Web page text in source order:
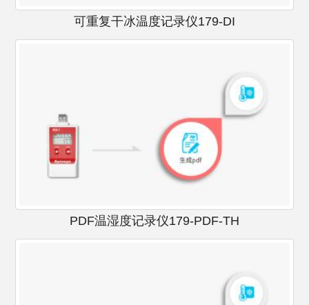
可重复干冰温度记录仪179-DI
PDF温湿度记录仪179-PDF-TH